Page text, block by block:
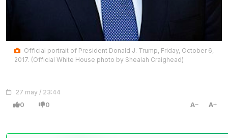
Official portrait of President Donald J. Trump, Friday, October 6,
2017. (Official White House photo by Shealah Craighead)
27 may / 23:44
0 0 A A